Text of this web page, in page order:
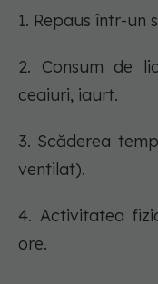
1. Repaus într-un
2. Consum de
ceaiuri, iaurt.
3. Scăderea
ventilat).
4. Activitatea
ore.